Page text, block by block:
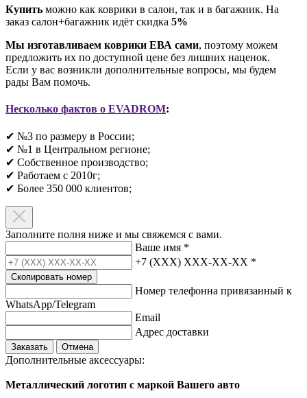
Купить можно как коврики в салон, так и в багажник. На
заказ салон+багажник идёт скидка 5%
Мы изготавливаем коврики ЕВА сами, поэтому можем
предложить их по доступной цене без лишних наценок.
Если у вас возникли дополнительные вопросы, мы будем
рады Вам помочь.
Несколько фактов о EVADROM:
✔ №3 по размеру в России;
✔ №1 в Центральном регионе;
✔ Собственное производство;
✔ Работаем с 2010г;
✔ Более 350 000 клиентов;​
Заполните полня ниже и мы свяжемся с вами.
Ваше имя *
+7 (XXX) XXX-XX-XX *
Скопировать номер
Номер телефонна привязанный к
WhatsApp/Telegram
Email
Адрес доставки
Заказать Отмена
Дополнительные аксессуары:
Металлический логотип с маркой Вашего авто